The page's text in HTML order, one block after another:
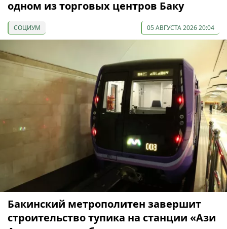
одном из торговых центров Баку
СОЦИУМ 05 АВГУСТА 2026 20:04
Бакинский метрополитен завершит
строительство тупика на станции «Ази